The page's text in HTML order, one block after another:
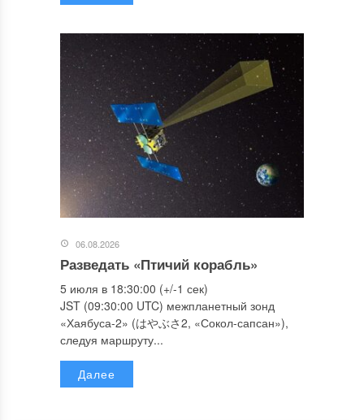
06.08.2026
Разведать «Птичий корабль»
5 июля в 18:30:00 (+/-1 сек)
JST (09:30:00 UTC) межпланетный зонд
«Хаябуса-2» (はやぶさ2, «Сокол-сапсан»),
следуя маршруту...
Далее